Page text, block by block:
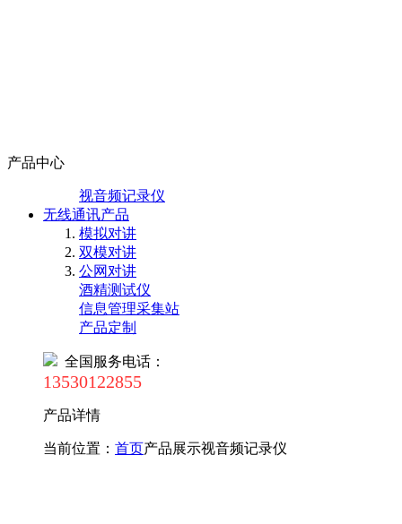
产品中心
视音频记录仪
无线通讯产品
模拟对讲
双模对讲
公网对讲
酒精测试仪
信息管理采集站
产品定制
全国服务电话：
13530122855
产品详情
当前位置： 首页产品展示视音频记录仪